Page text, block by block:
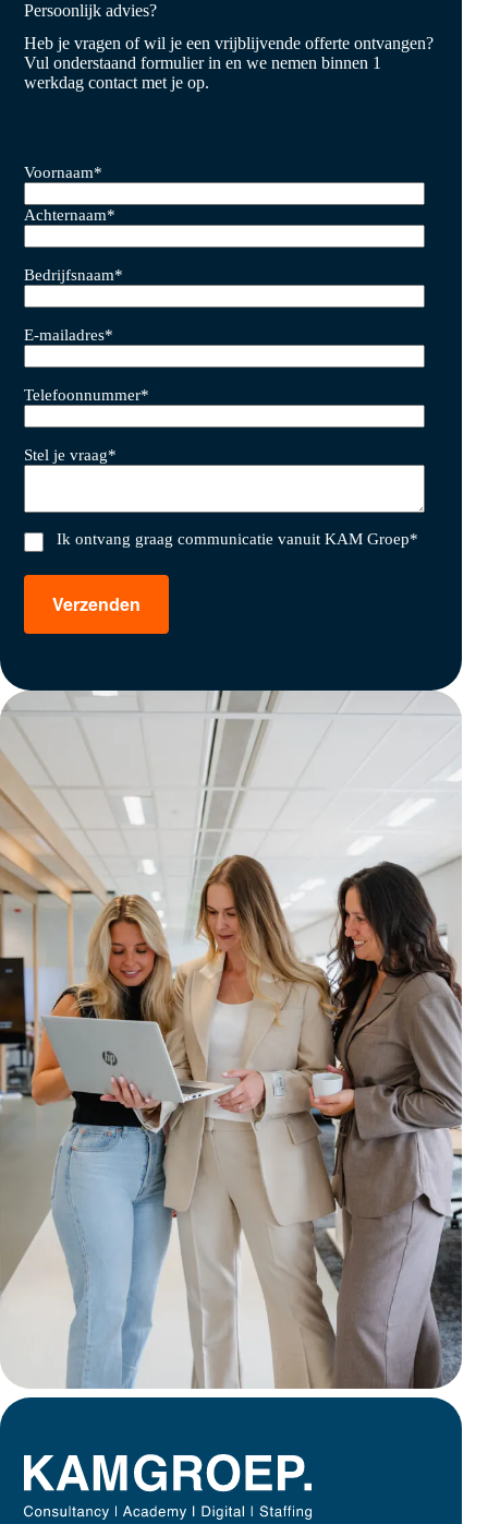
Persoonlijk advies?
Heb je vragen of wil je een vrijblijvende offerte ontvangen?
Vul onderstaand formulier in en we nemen binnen 1
werkdag contact met je op.
Voornaam*
Achternaam*
Bedrijfsnaam*
E-mailadres*
Telefoonnummer*
Stel je vraag*
Ik ontvang graag communicatie vanuit KAM Groep*